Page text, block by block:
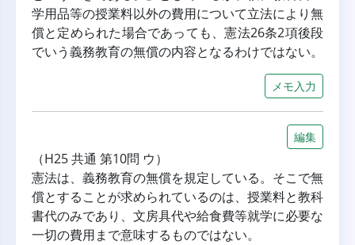
学用品等の授業料以外の費用について立法により無
償と定められた場合であっても、憲法26条2項後段
でいう義務教育の無償の内容となるわけではない。
メモ入力
編集
（H25 共通 第10問 ウ）
憲法は、義務教育の無償を規定している。そこで無
償とすることが求められているのは、授業料と教科
書代のみであり、文房具代や給食費等就学に必要な
一切の費用まで意味するものではない。